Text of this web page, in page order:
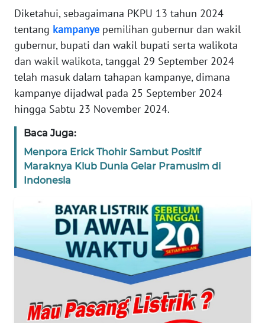
Diketahui, sebagaimana PKPU 13 tahun 2024
tentang kampanye pemilihan gubernur dan wakil
gubernur, bupati dan wakil bupati serta walikota
dan wakil walikota, tanggal 29 September 2024
telah masuk dalam tahapan kampanye, dimana
kampanye dijadwal pada 25 September 2024
hingga Sabtu 23 November 2024.
Baca Juga:
Menpora Erick Thohir Sambut Positif
Maraknya Klub Dunia Gelar Pramusim di
Indonesia
DISCLAIMER
Wahana
Regional
WN
WN
JAKARTA
WN
BANTEN
NTT